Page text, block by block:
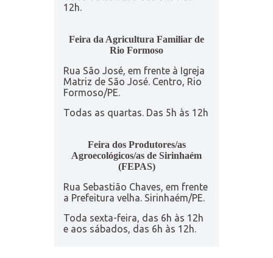
12h.
Feira da Agricultura Familiar de
Rio Formoso
Rua São José, em frente à Igreja
Matriz de São José. Centro, Rio
Formoso/PE.
Todas as quartas. Das 5h às 12h
Feira dos Produtores/as
Agroecológicos/as de Sirinhaém
(FEPAS)
Rua Sebastião Chaves, em frente
a Prefeitura velha. Sirinhaém/PE.
Toda sexta-feira, das 6h às 12h
e aos sábados, das 6h às 12h.